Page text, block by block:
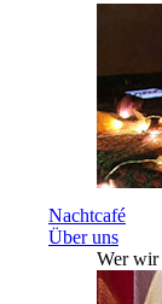
Nachtcafé
Über uns
Wer wir